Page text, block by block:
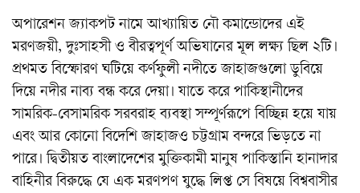
অপারেশন জ্যাকপট নামে আখ্যায়িত নৌ কমান্ডোদের এই
মরণজয়ী, দুঃসাহসী ও বীরত্বপূর্ণ অভিযানের মূল লক্ষ্য ছিল ২টি।
প্রথমত বিস্ফোরণ ঘটিয়ে কর্ণফুলী নদীতে জাহাজগুলো ডুবিয়ে
দিয়ে নদীর নাব্য বন্ধ করে দেয়া। যাতে করে পাকিস্থানীদের
সামরিক-বেসামরিক সরবরাহ ব্যবস্থা সম্পূর্ণরূপে বিচ্ছিন্ন হয়ে যায়
এবং আর কোনো বিদেশি জাহাজও চট্টগ্রাম বন্দরে ভিড়তে না
পারে। দ্বিতীয়ত বাংলাদেশের মুক্তিকামী মানুষ পাকিস্তানি হানাদার
বাহিনীর বিরুদ্ধে যে এক মরণপণ যুদ্ধে লিপ্ত সে বিষয়ে বিশ্ববাসীর